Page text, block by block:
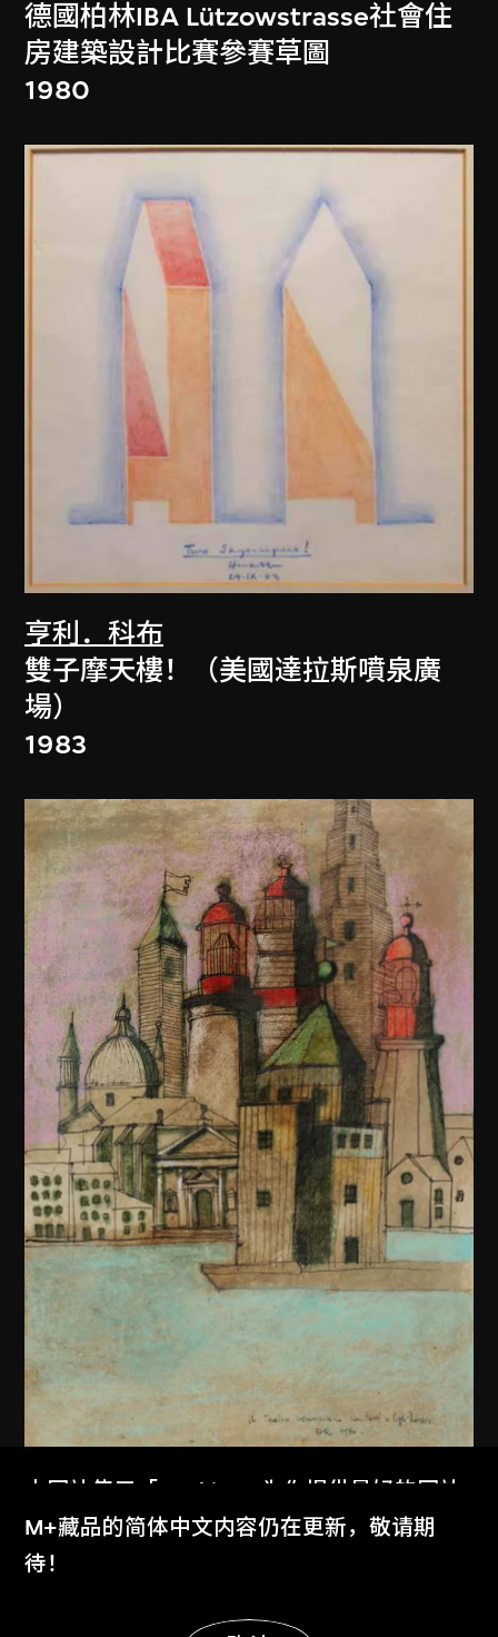
德國柏林IBA Lützowstrasse社會住
房建築設計比賽參賽草圖
1980
亨利．科布
雙子摩天樓！（美國達拉斯噴泉廣
場）
1983
阿爾多．羅西
意大利威尼斯世界劇場繪圖
本网站使用「Cookies」为你提供最好的网站
体验。
了解更多
M+藏品的简体中文内容仍在更新，敬请期
待！
显示更多